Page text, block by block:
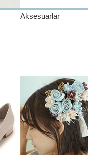
Aksesuarlar